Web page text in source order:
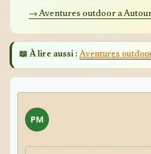
→ Aventures outdoor a
📖 À lire aussi : Aventures
PM